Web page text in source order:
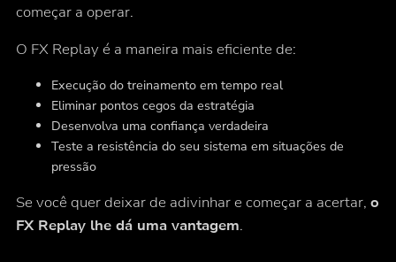
começar a operar.
O FX Replay é a maneira mais eficiente de:
Execução do treinamento em tempo real
Eliminar pontos cegos da estratégia
Desenvolva uma confiança verdadeira
Teste a resistência do seu sistema em situações de
pressão
Se você quer deixar de adivinhar e começar a acertar, o
FX Replay lhe dá uma vantagem.